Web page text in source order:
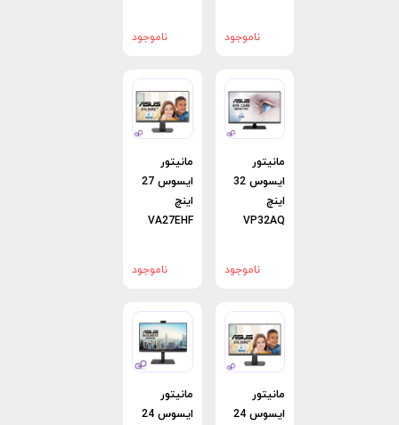
ناموجود ناموجود
مانیتور
ایسوس 32
اینچ
VP32AQ
ناموجود
مانیتور
ایسوس 27
اینچ
VA27EHF
ناموجود
مانیتور
ایسوس 24
مانیتور
ایسوس 24